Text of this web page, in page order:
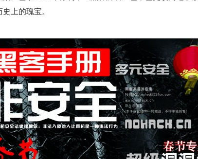
上的瑰宝。